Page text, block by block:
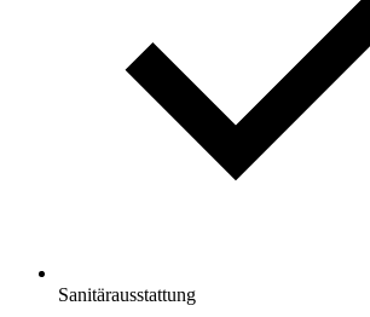
Sanitärausstattung